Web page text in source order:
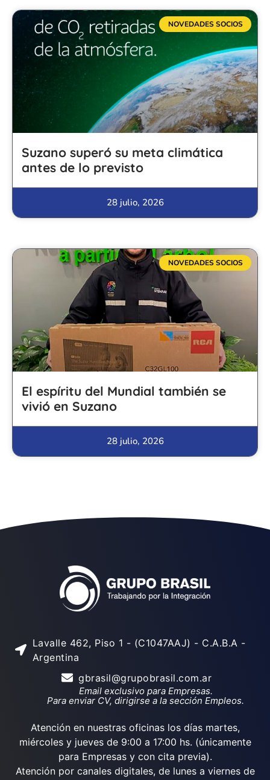
NOVEDADES SOCIOS
Suzano superó su meta climática
antes de lo previsto
28 julio, 2026
NOVEDADES SOCIOS
El espíritu del Mundial también se
vivió en Suzano
28 julio, 2026
Lavalle 462, Piso 1 - (C1047AAJ) - C.A.B.A -
Argentina
gbrasil@grupobrasil.com.ar
Email exclusivo para Empresas.
Para enviar CV, dirigirse a la sección Empleos.
Atención en nuestras oficinas los días martes,
miércoles y jueves de 9:00 a 17:00 hs. (únicamente
para Empresas y con cita previa).
Atención por canales digitales, de lunes a viernes de